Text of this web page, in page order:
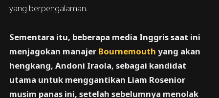
yang berpengalaman.
Sementara itu, beberapa media Inggris saat ini
menjagokan manajer Bournemouthyang akan
hengkang, Andoni Iraola, sebagai kandidat
utama untuk menggantikan Liam Rosenior
musim panas ini, setelah sebelumnya menolak